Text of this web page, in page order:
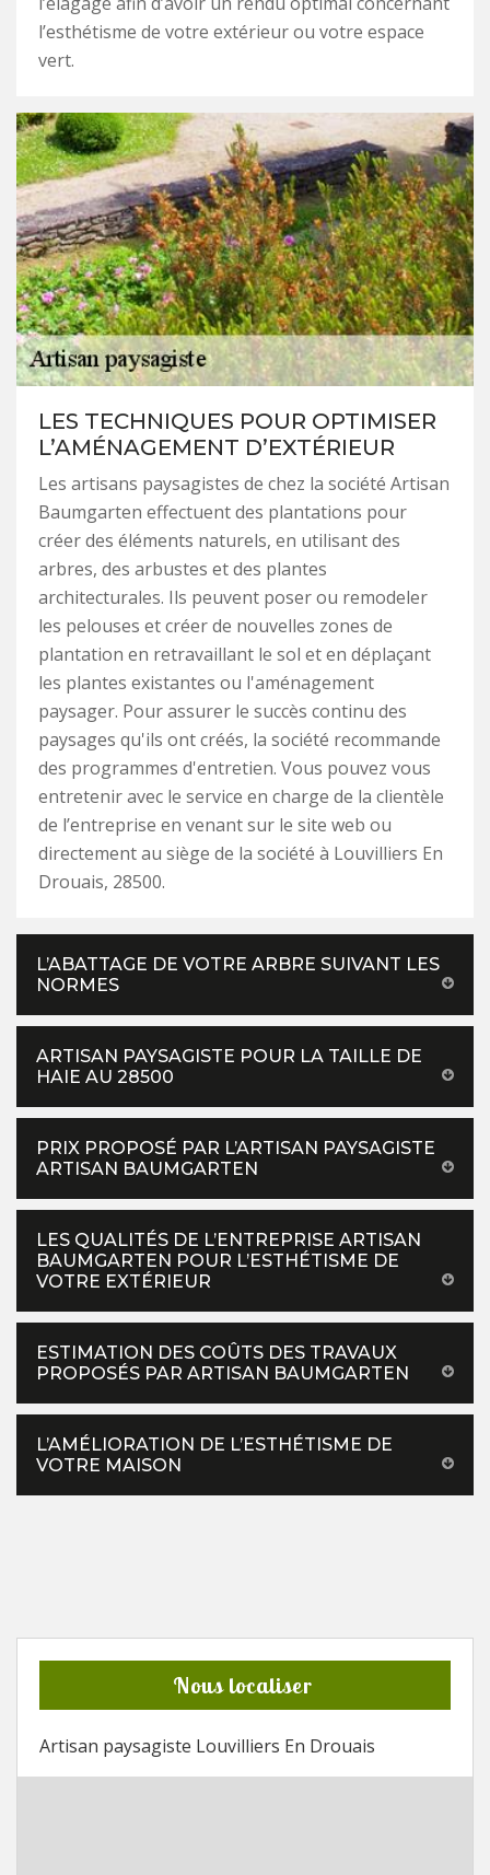
l’esthétisme de votre extérieur ou votre espace
vert.
LES TECHNIQUES POUR OPTIMISER
L’AMÉNAGEMENT D’EXTÉRIEUR
Les artisans paysagistes de chez la société Artisan
Baumgarten effectuent des plantations pour
créer des éléments naturels, en utilisant des
arbres, des arbustes et des plantes
architecturales. Ils peuvent poser ou remodeler
les pelouses et créer de nouvelles zones de
plantation en retravaillant le sol et en déplaçant
les plantes existantes ou l'aménagement
paysager. Pour assurer le succès continu des
paysages qu'ils ont créés, la société recommande
des programmes d'entretien. Vous pouvez vous
entretenir avec le service en charge de la clientèle
de l’entreprise en venant sur le site web ou
directement au siège de la société à Louvilliers En
Drouais, 28500.
L’ABATTAGE DE VOTRE ARBRE SUIVANT LES
NORMES
ARTISAN PAYSAGISTE POUR LA TAILLE DE
HAIE AU 28500
PRIX PROPOSÉ PAR L’ARTISAN PAYSAGISTE
ARTISAN BAUMGARTEN
LES QUALITÉS DE L’ENTREPRISE ARTISAN
BAUMGARTEN POUR L’ESTHÉTISME DE
VOTRE EXTÉRIEUR
ESTIMATION DES COÛTS DES TRAVAUX
PROPOSÉS PAR ARTISAN BAUMGARTEN
L’AMÉLIORATION DE L’ESTHÉTISME DE
VOTRE MAISON
Nous localiser
Artisan paysagiste Louvilliers En Drouais